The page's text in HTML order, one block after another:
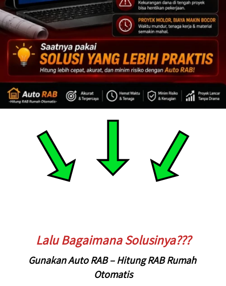
Lalu Bagaimana Solusinya???
Gunakan Auto RAB – Hitung RAB Rumah
Otomatis